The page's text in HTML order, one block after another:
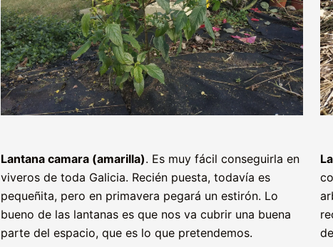
Lantana camara (amarilla). Es muy fácil conseguirla en
viveros de toda Galicia. Recién puesta, todavía es
pequeñita, pero en primavera pegará un estirón. Lo
bueno de las lantanas es que nos va cubrir una buena
parte del espacio, que es lo que pretendemos.